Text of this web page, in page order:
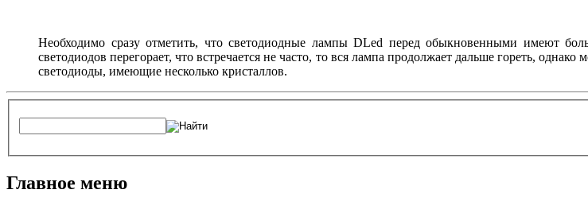
Необходимо сразу отметить, что светодиодные лампы DLed перед обыкновенными имеют
светодиодов перегорает, что встречается не часто, то вся лампа продолжает дальше гореть,
светодиоды, имеющие несколько кристаллов.
Главное меню